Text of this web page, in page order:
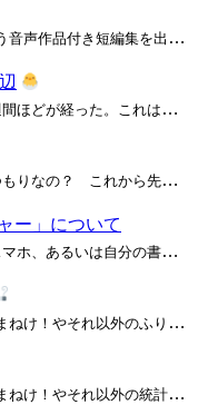
2月15日のCOMITIA151で変天美音Ⅰという音声作品付き短編集を出した。音声作品はカセットテープに収録されていて、提供されている音声ファイルもここから直接録音したものである。 そもそも、①「変天美音」という名前が「変美」と「天音」の組み合わせになっていること、②「天音」が...
2月15日のCOMITIA151に出展してから2週間ほどが経った。これはコミティアへの初出展で、私にとってかなり大きなイベントだったと思う。搬入規模とか売り上げではなく、私の同人活動における一つの区切りとして大きかった。 私が代表を務めているサークル「変幻美少女ぶっくす。」が今...
オタクくんってさ、ほんとに結婚しないつもりなの？ これから先も、ずっと？ それならよかった。 私？ 私はそろそろちゃんと相手探そうと思って、この前、アプリに登録したところ。だから、一応オタクくんにも確認しておきたくて。 わざわざ言ったことなかったけど、私たちって付き合ってな...
ー」について
みなさんは、いつもお使いのパソコンやスマホ、あるいは自分の書いたソフトウェアに不具合が起こったらどのように直していますか？ じっくり調査して原因を特定するのが正攻法ですが、いつも上手くいくとは限りません。今日は、私が半年ほど前から使っている画期的なメソッドを紹介します！ ITサ...
今日は2024年12月31日です。2024年のあまねけ！やそれ以外のふりかえりをお送りします。統計情報もあります。 原宿にあるPARKというショップが、5月21日に10周年を迎えました。私は2017年のアニメURAHARAでりと・ことこ・まりの世界（URAHARAとその原作であ...
今日は2024年12月31日です。2024年のあまねけ！やそれ以外の統計情報をお送りします。ふりかえりもあります。 2024年は29本の記事をかきました。2022年は11本、2023年は14本だったので、3年連続の増加トレンドを示しています。記事数で見れば、昨年の倍の記事をかい...